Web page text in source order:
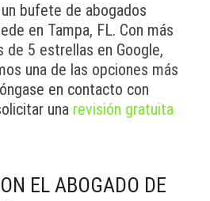
bufete de abogados
en Tampa, FL. Con más
de 5 estrellas en Google,
una de las opciones más
en contacto con
una revisión gratuita
EL ABOGADO DE